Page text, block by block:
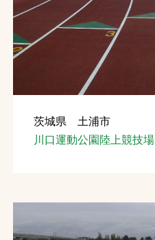
茨城県 土浦市
川口運動公園陸上競技場